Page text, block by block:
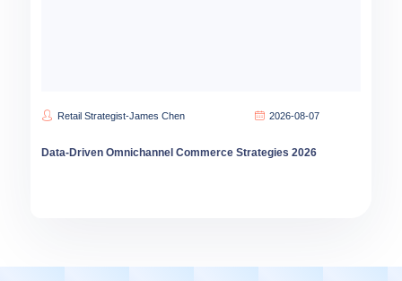
Retail Strategist-James Chen 2026-08-07
Data-Driven Omnichannel Commerce Strategies 2026